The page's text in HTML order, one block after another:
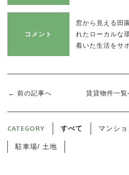
コメント
窓から見える田
れたローカルな
着いた生活をサ
前の記事へ 賃貸物件一覧
CATEGORY すべて マンシ
駐車場/ 土地